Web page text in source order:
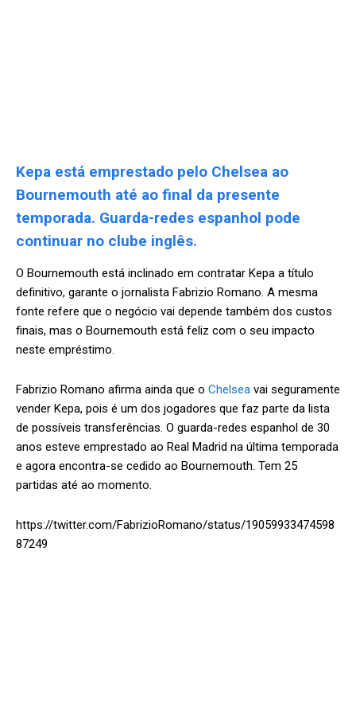
Kepa está emprestado pelo Chelsea ao
Bournemouth até ao final da presente
temporada. Guarda-redes espanhol pode
continuar no clube inglês.
O Bournemouth está inclinado em contratar Kepa a título
definitivo, garante o jornalista Fabrizio Romano. A mesma
fonte refere que o negócio vai depende também dos custos
finais, mas o Bournemouth está feliz com o seu impacto
neste empréstimo.
Fabrizio Romano afirma ainda que o Chelsea vai seguramente
vender Kepa, pois é um dos jogadores que faz parte da lista
de possíveis transferências. O guarda-redes espanhol de 30
anos esteve emprestado ao Real Madrid na última temporada
e agora encontra-se cedido ao Bournemouth. Tem 25
partidas até ao momento.
https://twitter.com/FabrizioRomano/status/19059933474598
87249